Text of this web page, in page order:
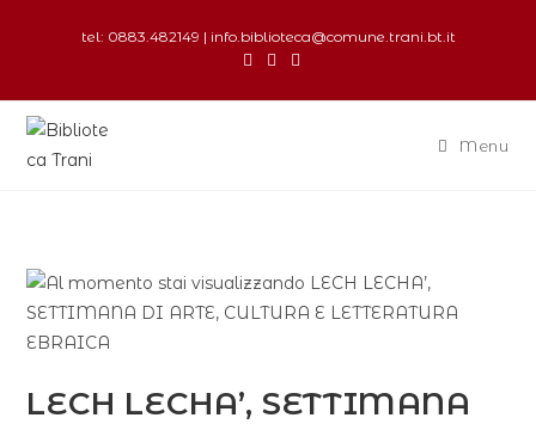
tel: 0883.482149 | info.biblioteca@comune.trani.bt.it
Menu
LECH LECHA’, SETTIMANA